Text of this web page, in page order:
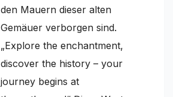
den Mauern dieser alten
Gemäuer verborgen sind.
„Explore the enchantment,
discover the history – your
journey begins at